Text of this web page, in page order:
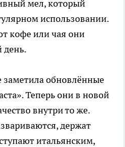
мел, который
использовании.
кофе или чая они
день.
заметила обновлённые
Теперь они в новой
внутри то же.
держат
итальянским,